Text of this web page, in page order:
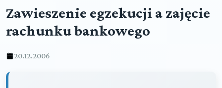
Zawieszenie egzekucji a zajęcie
rachunku bankowego
20.12.2006